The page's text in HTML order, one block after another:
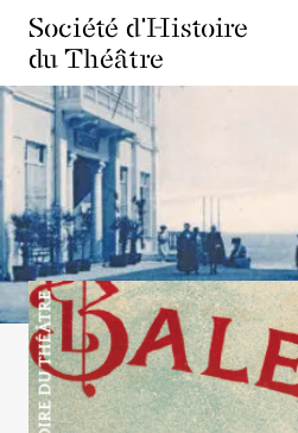
Société d'Histoire
du Théâtre